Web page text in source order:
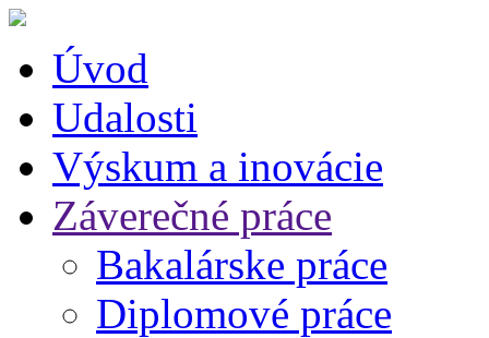
Úvod
Udalosti
Výskum a inovácie
Záverečné práce
Bakalárske práce
Diplomové práce